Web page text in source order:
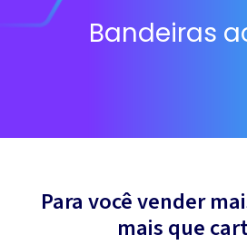
Bandeiras
Para você vender
mais que